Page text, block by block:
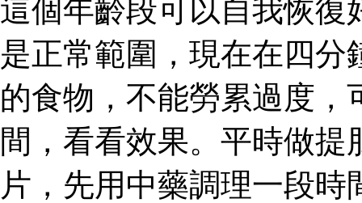
這個年齡段可以自我恢復
是正常範圍，現在在四
的食物，不能勞累過度
間，看看效果。平時做
片，先用中藥調理一段